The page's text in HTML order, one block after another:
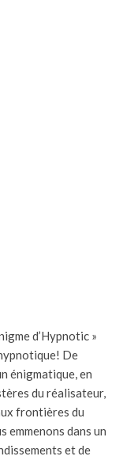
d’Hypnotic »
De
énigmatique, en
du réalisateur,
frontières du
emmenons dans un
et de